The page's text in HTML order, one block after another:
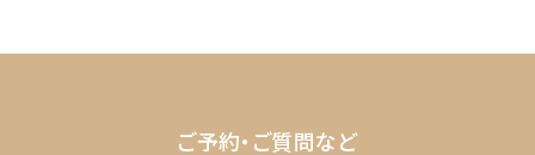
ご予約・ご質問など